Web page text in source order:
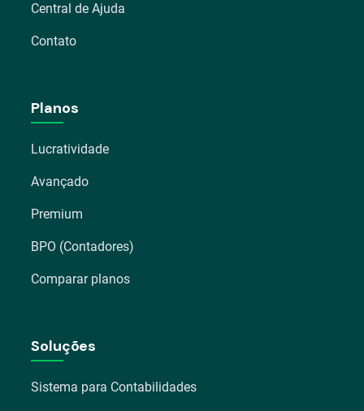
Central de Ajuda
Contato
Planos
Lucratividade
Avançado
Premium
BPO (Contadores)
Comparar planos
Soluções
Sistema para Contabilidades